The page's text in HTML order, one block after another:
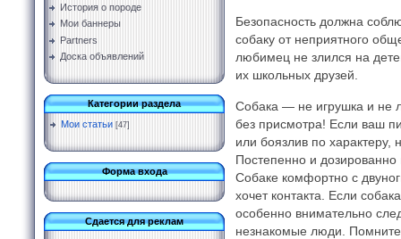
История о породе
Мои баннеры
Partners
Доска объявлений
Категории раздела
Мои статьи [47]
Форма входа
Сдается для реклам
Безопасность должна
собаку от неприятного
любимец не злился на
их школьных друзей.
Собака — не игрушка и не
без присмотра! Если ваш
или боязлив по
Постепенно и
Собаке комфортно с
хочет контакта. Если
особенно внимательно
незнакомые люди.